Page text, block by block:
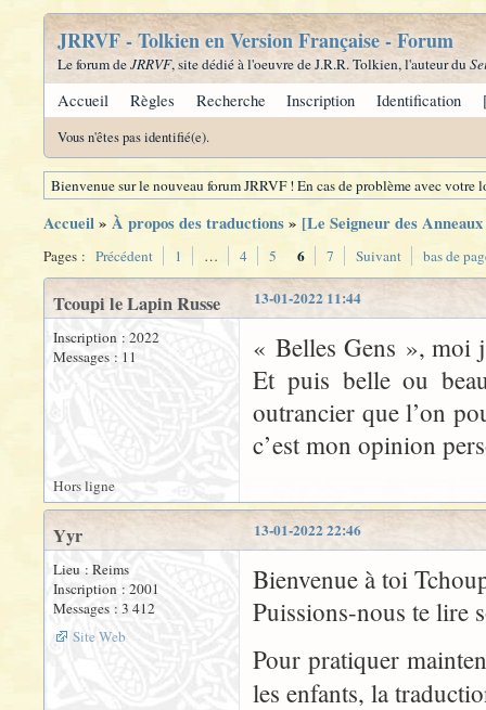
JRRVF - Tolkien en Version Française - Forum
Le forum deJRRVF, site dédié à l'oeuvre de J.R.R. Tolkien, l'auteur du
Accueil Règles Recherche Inscription Identification
Vous n'êtes pas identifié(e).
Bienvenue sur le nouveau forum JRRVF ! En cas de problème avec
Accueil» À propos des traductions» [Le Seigneur des
Pages : Précédent 1 … 4 5 6 7 Suivant bas de
13-01-2022 11:44
Tcoupi le Lapin Russe
Inscription : 2022
Messages : 11
« Belles Gens », moi
Et puis belle ou
outrancier que l’on
c’est mon opinion
Hors ligne
13-01-2022 22:46
Yyr
Lieu : Reims
Inscription : 2001
Messages : 3 412
Site Web
Bienvenue à toi
Puissions-nous te lire
Pour pratiquer
les enfants, la